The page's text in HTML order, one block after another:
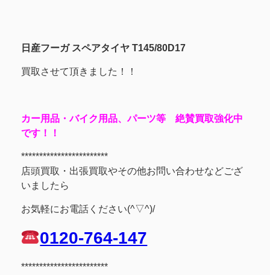
日産フーガ スペアタイヤ T145/80D17
買取させて頂きました！！
カー用品・バイク用品、パーツ等 絶賛買取強化中
です！！
************************
店頭買取・出張買取やその他お問い合わせなどござ
いましたら
お気軽にお電話ください(^▽^)/
0120-764-147
************************